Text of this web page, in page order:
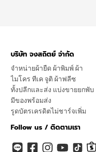
บริษัท จงสถิตย์ จำกัด
จำหน่ายผ้ายืด ผ้าพิมพ์ ผ้า
ไมโคร ทีเค จูติ ผ้าฟลีซ
ทั้งปลีกและส่ง แบ่งขายยกพับ
มีของพร้อมส่ง
รูดบัตรเครดิตไม่ชาร์จเพิ่ม
Follow us / ติดตามเรา